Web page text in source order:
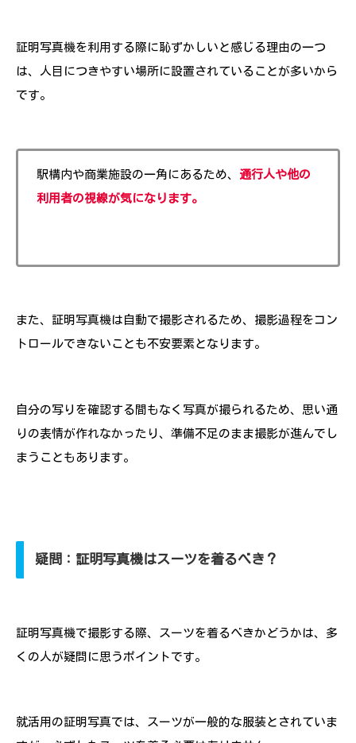
証明写真機を利用する際に恥ずかしいと感じる理由の一つ
は、人目につきやすい場所に設置されていることが多いから
です。
駅構内や商業施設の一角にあるため、 通行人や他の
利用者の視線が気になります。
また、証明写真機は自動で撮影されるため、撮影過程をコン
トロールできないことも不安要素となります。
自分の写りを確認する間もなく写真が撮られるため、思い通
りの表情が作れなかったり、準備不足のまま撮影が進んでし
まうこともあります。
疑問：証明写真機はスーツを着るべき？
証明写真機で撮影する際、スーツを着るべきかどうかは、多
くの人が疑問に思うポイントです。
就活用の証明写真では、スーツが一般的な服装とされていま